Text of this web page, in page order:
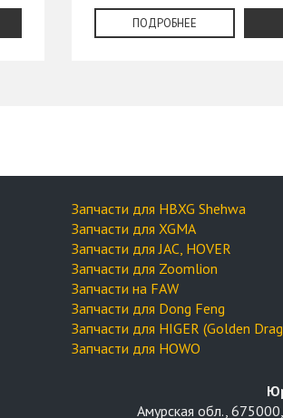
ПОДРОБНЕЕ
Запчасти для HBXG Shehwa
Запчасти для XGMA
Запчасти для JAC, HOVER
Запчасти для Zoomlion
Запчасти на FAW
Запчасти для Dong Feng
Запчасти для HIGER (Golden
Запчасти для HOWO
Амурская обл.,